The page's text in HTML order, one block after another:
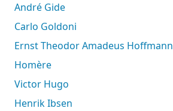
André Gide
Carlo Goldoni
Ernst Theodor Amadeus Hoffmann
Homère
Victor Hugo
Henrik Ibsen